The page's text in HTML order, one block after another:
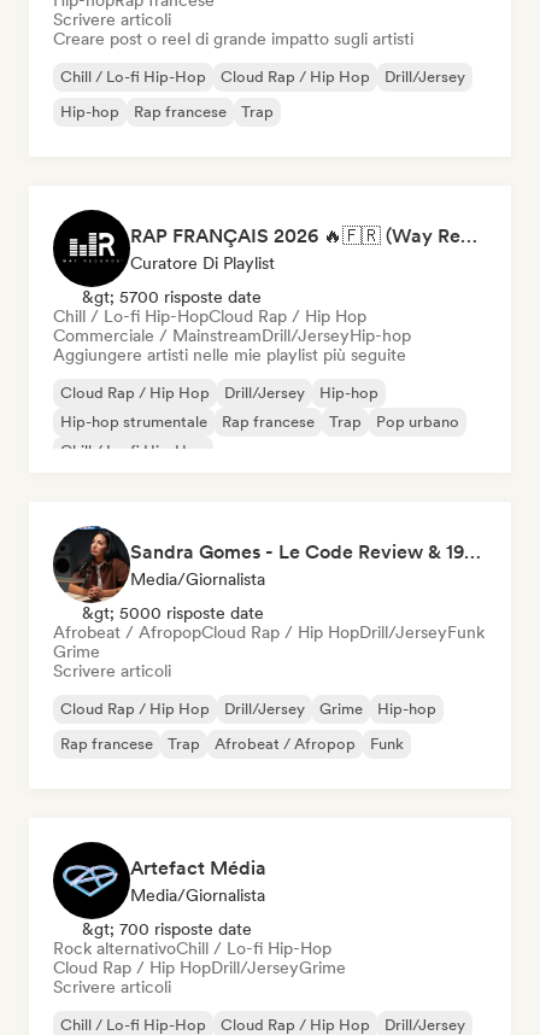
Scrivere articoli
Creare post o reel di grande impatto sugli artisti
Chill / Lo-fi Hip-Hop Cloud Rap / Hip Hop
Drill/Jersey
Hip-hop
Rap francese Trap
RAP FRANÇAIS 2026 🔥🇫🇷 (Way Records)
Curatore Di Playlist
&gt; 5700 risposte date
Chill / Lo-fi Hip-HopCloud Rap / Hip Hop
Commerciale / MainstreamDrill/JerseyHip-hop
Aggiungere artisti nelle mie playlist più seguite
Cloud Rap / Hip Hop Drill/Jersey
Hip-hop
Hip-hop strumentale
Rap francese Trap
Pop urbano
Chill / Lo-fi Hip-Hop
Sandra Gomes - Le Code Review & 1993initiales
Media/Giornalista
&gt; 5000 risposte date
Afrobeat / AfropopCloud Rap / Hip HopDrill/JerseyFunk
Grime
Scrivere articoli
Cloud Rap / Hip Hop Drill/Jersey Grime
Hip-hop
Rap francese
Trap Afrobeat / Afropop Funk
Artefact Média
Media/Giornalista
&gt; 700 risposte date
Rock alternativoChill / Lo-fi Hip-Hop
Cloud Rap / Hip HopDrill/JerseyGrime
Scrivere articoli
Chill / Lo-fi Hip-Hop Cloud Rap / Hip Hop
Drill/Jersey